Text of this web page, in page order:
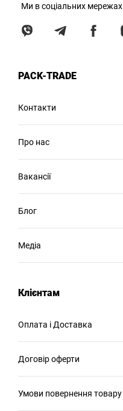
Ми в соціальних мережах
PACK-TRADE
Контакти
Про нас
Вакансії
Блог
Медіа
Клієнтам
Оплата і Доставка
Договір оферти
Умови повернення товару